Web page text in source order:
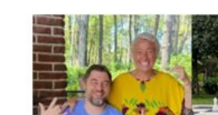
საიდუმლო ცხოვრება:
გამოიყურებოდა ის
ოპერაციებამდე
14:20 / 08-08-